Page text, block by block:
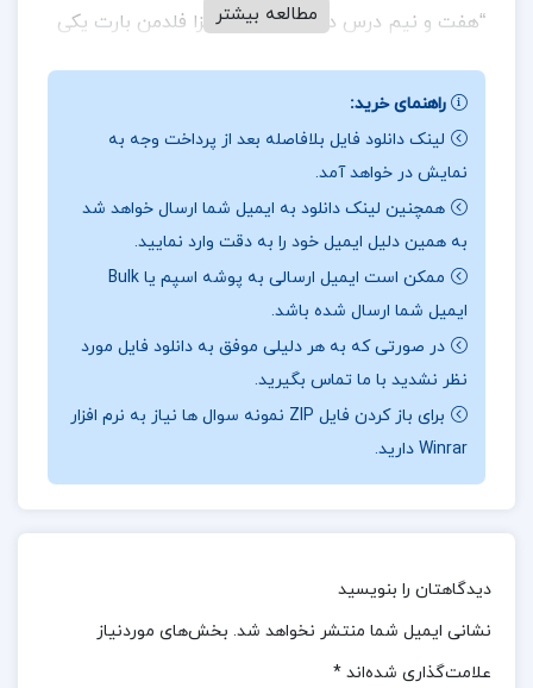
“هفت و نیم درس درباره مغز” اثر لیزا فلدمن بارت یکی
و روان‌شناسی است. این کتاب به شکلی دقیق و در
عین حال قابل فهم به بررسی عملکرد مغز و تأثیرات آن
بر زندگی روزمره ما می‌پردازد.لیزا فلدمن بارت با استفاده
از زبانی ساده و روان، توانسته است مفاهیم پیچیده
علمی را به شکلی قابل فهم برای مخاطبان عادی توضیح
دهد. این سبک نوشتاری باعث می‌شود که کتاب برای
همه‌ی گروه‌های سنی و تخصصی قابل دسترسی و قابل
درک باشد.
درباره نویسنده کتاب هفت و نیم درس درباره مغز لیزا
فلدمن بارت
کتاب به صورت هفت و نیم درس ساختار یافته است
آن می‌پردازد. این سازماندهی محتوایی کمک می‌کند تا
خوانندگان بتوانند به راحتی موضوعات مختلف را
پیگیری کنند و درک بهتری از مفاهیم علمی داشته
مطالعه بیشتر
راهنمای خرید:
لینک دانلود فایل بلافاصله بعد از پرداخت وجه به
نمایش در خواهد آمد.
همچنین لینک دانلود به ایمیل شما ارسال خواهد شد
به همین دلیل ایمیل خود را به دقت وارد نمایید.
ممکن است ایمیل ارسالی به پوشه اسپم یا Bulk
ایمیل شما ارسال شده باشد.
در صورتی که به هر دلیلی موفق به دانلود فایل مورد
نظر نشدید با ما تماس بگیرید.
برای باز کردن فایل ZIP نمونه سوال ها نیاز به نرم افزار
Winrar دارید.
دیدگاهتان را بنویسید
نشانی ایمیل شما منتشر نخواهد شد. بخش‌های موردنیاز
علامت‌گذاری شده‌اند *